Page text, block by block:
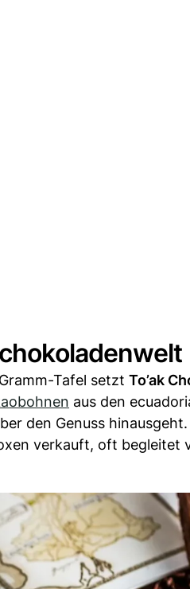
Tafel setzt To’ak
aus den
den Genuss hinausgeht.
verkauft, oft begleitet